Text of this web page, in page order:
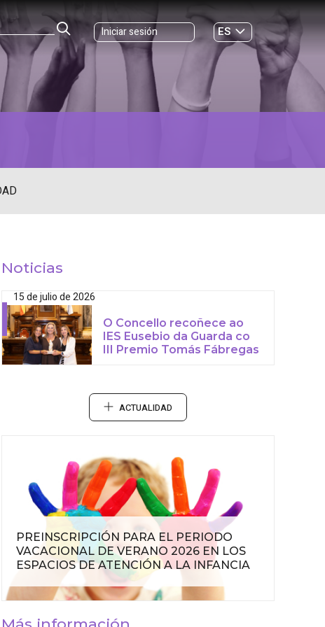
Iniciar sesión
ES
GL
Noticias
15 de julio de 2026
O Concello recoñece ao
IES Eusebio da Guarda co
III Premio Tomás Fábregas
ACTUALIDAD
PREINSCRIPCIÓN PARA EL PERIODO
VACACIONAL DE VERANO 2026 EN LOS
ESPACIOS DE ATENCIÓN A LA INFANCIA